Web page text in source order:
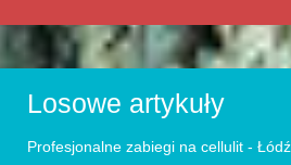
Losowe artykuły
Profesjonalne zabiegi na cellulit - Łódź